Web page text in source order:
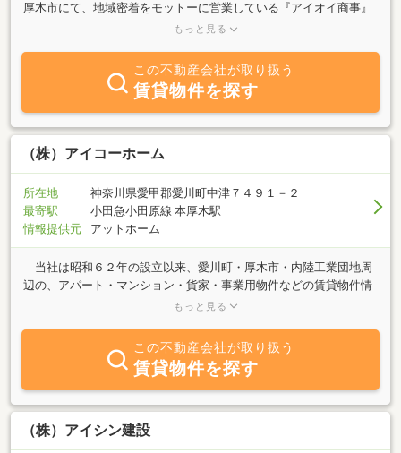
厚木市にて、地域密着をモットーに営業している『アイオイ商事』
と申します。厚木市を中心に、県央エリアの賃貸・売買の不動産物
いただいております。〜私たちはお客様の“便利さ”をお手伝い致し
ます〜という企業理念のもと、県央エリアにてセブンイレブンを５
店舗。保険代理店業務など、みなさまの“便利さ”の向上を常に心掛
け、業務展開しております。『ホームページ』リンクボタンより、
是非当社ホームページもご覧下さい。
もっと見る
この不動産会社が取り扱う
賃貸物件を探す
（株）アイコーホーム
所在地
神奈川県愛甲郡愛川町中津７４９１－２
最寄駅
小田急小田原線 本厚木駅
情報提供元
アットホーム
当社は昭和６２年の設立以来、愛川町・厚木市・内陸工業団地周
辺の、アパート・マンション・貨家・事業用物件などの賃貸物件情
報、売地・売家（新築一戸建て・中古一戸建て）などの売買物件情
も、当社までお気軽にご相談ください。 □■ 当社はスタッフ全員が
宅地建物取引士です ■□
もっと見る
この不動産会社が取り扱う
賃貸物件を探す
（株）アイシン建設